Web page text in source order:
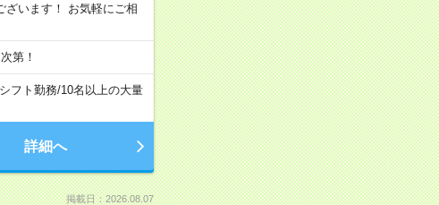
ざいます！ お気軽にご相
第！
フト勤務/10名以上の大量
詳細へ
掲載日：2026.08.07